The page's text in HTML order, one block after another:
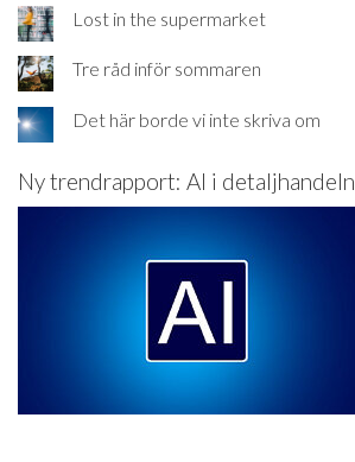
Lost in the supermarket
Tre råd inför sommaren
Det här borde vi inte skriva om
Ny trendrapport: AI i detaljhandeln